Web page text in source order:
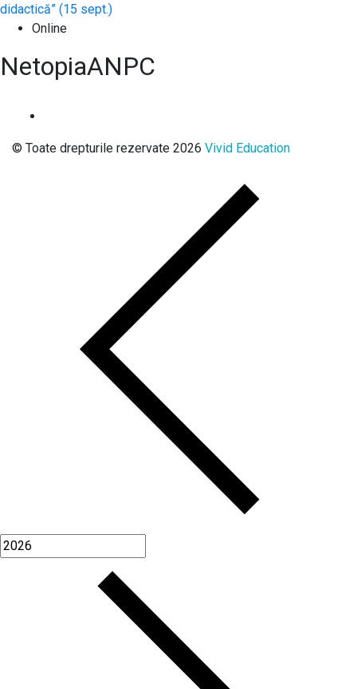
didactică” (15 sept.)
Online
NetopiaANPC
© Toate drepturile rezervate 2026 Vivid Education